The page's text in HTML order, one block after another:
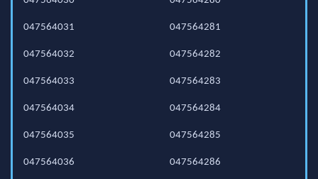
047564031
047564032
047564033
047564034
047564035
047564036
047564281
047564282
047564283
047564284
047564285
047564286